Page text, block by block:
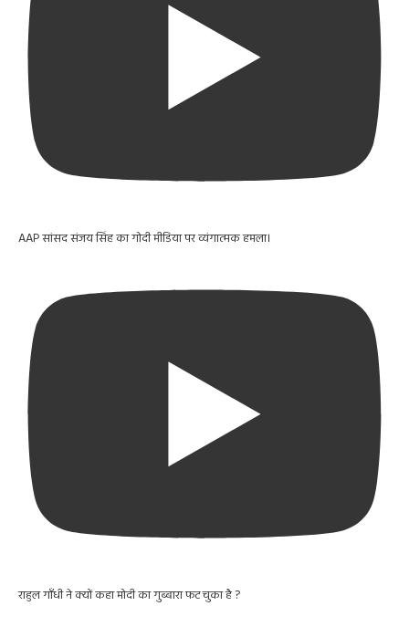
AAP सांसद संजय सिंह का गोदी मीडिया पर व्यंगात्मक हमला।
राहुल गाँधी ने क्यों कहा मोदी का गुब्बारा फट चुका है ?